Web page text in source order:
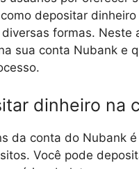
depositar
formas. Neste
sua conta Nubank e
dinheiro na
da conta do Nubank
Você pode